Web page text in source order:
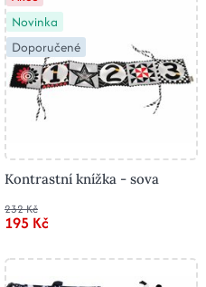
Novinka
Doporučené
Kontrastní knížka - sova
232 Kč
195 Kč